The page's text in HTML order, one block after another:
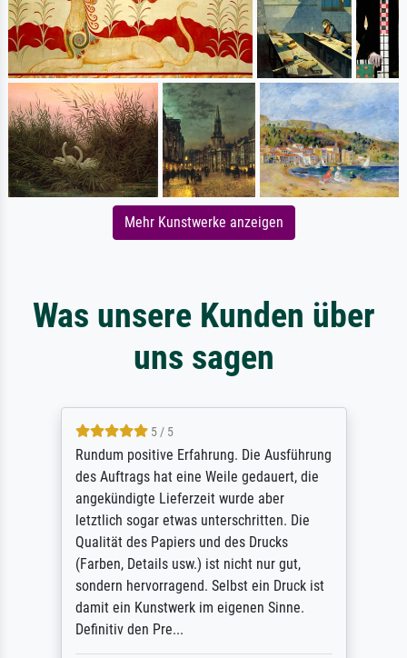
Mehr Kunstwerke anzeigen
Was unsere Kunden über
uns sagen
5 / 5
Rundum positive Erfahrung. Die Ausführung
des Auftrags hat eine Weile gedauert, die
angekündigte Lieferzeit wurde aber
letztlich sogar etwas unterschritten. Die
Qualität des Papiers und des Drucks
(Farben, Details usw.) ist nicht nur gut,
sondern hervorragend. Selbst ein Druck ist
damit ein Kunstwerk im eigenen Sinne.
Definitiv den Pre...